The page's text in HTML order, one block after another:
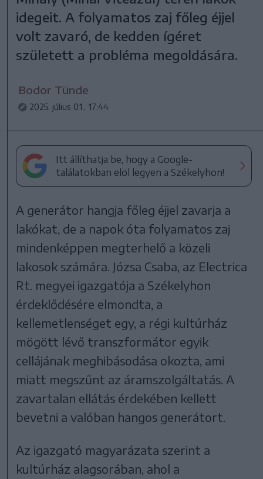
idegeit. A folyamatos zaj főleg éjjel
volt zavaró, de kedden ígéret
született a probléma megoldására.
Bodor Tünde
2025. július 01., 17:44
Itt állíthatja be, hogy a Google-
találatokban elöl legyen a Székelyhon!
A generátor hangja főleg éjjel zavarja a
lakókat, de a napok óta folyamatos zaj
mindenképpen megterhelő a közeli
lakosok számára. Józsa Csaba, az Electrica
Rt. megyei igazgatója a Székelyhon
érdeklődésére elmondta, a
kellemetlenséget egy, a régi kultúrház
mögött lévő transzformátor egyik
cellájának meghibásodása okozta, ami
miatt megszűnt az áramszolgáltatás. A
zavartalan ellátás érdekében kellett
bevetni a valóban hangos generátort.
Az igazgató magyarázata szerint a
kultúrház alagsorában, ahol a